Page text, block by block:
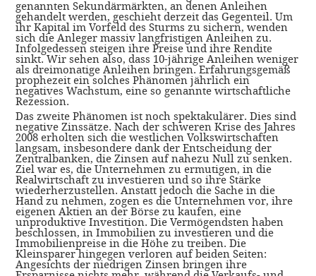
genannten Sekundärmärkten, an denen Anleihen
gehandelt werden, geschieht derzeit das Gegenteil. Um
ihr Kapital im Vorfeld des Sturms zu sichern, wenden
sich die Anleger massiv langfristigen Anleihen zu.
Infolgedessen steigen ihre Preise und ihre Rendite
sinkt. Wir sehen also, dass 10-jährige Anleihen weniger
als dreimonatige Anleihen bringen. Erfahrungsgemäß
prophezeit ein solches Phänomen jährlich ein
negatives Wachstum, eine so genannte wirtschaftliche
Rezession.
Das zweite Phänomen ist noch spektakulärer. Dies sind
negative Zinssätze. Nach der schweren Krise des Jahres
2008 erholten sich die westlichen Volkswirtschaften
langsam, insbesondere dank der Entscheidung der
Zentralbanken, die Zinsen auf nahezu Null zu senken.
Ziel war es, die Unternehmen zu ermutigen, in die
Realwirtschaft zu investieren und so ihre Stärke
wiederherzustellen. Anstatt jedoch die Sache in die
Hand zu nehmen, zogen es die Unternehmen vor, ihre
eigenen Aktien an der Börse zu kaufen, eine
unproduktive Investition. Die Vermögendsten haben
beschlossen, in Immobilien zu investieren und die
Immobilienpreise in die Höhe zu treiben. Die
Kleinsparer hingegen verloren auf beiden Seiten:
Angesichts der niedrigen Zinsen bringen ihre